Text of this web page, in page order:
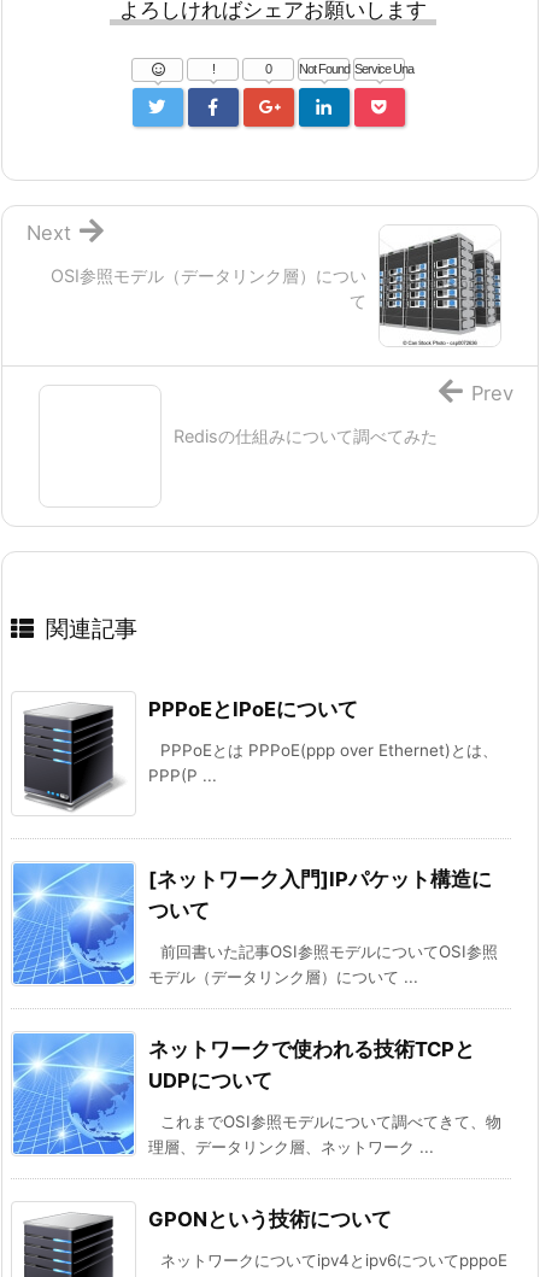
よろしければシェアお願いします
! 0 Not Found Service Una
OSI参照モデル（データリンク層）につい
て
Next
Redisの仕組みについて調べてみた
Prev
関連記事
PPPoEとIPoEについて
PPPoEとは PPPoE(ppp over Ethernet)とは、
PPP(P ...
[ネットワーク入門]IPパケット構造に
ついて
前回書いた記事OSI参照モデルについてOSI参照
モデル（データリンク層）について ...
ネットワークで使われる技術TCPと
UDPについて
これまでOSI参照モデルについて調べてきて、物
理層、データリンク層、ネットワーク ...
GPONという技術について
ネットワークについてipv4とipv6についてpppoE